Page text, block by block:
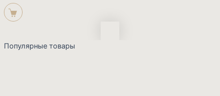
Популярные товары